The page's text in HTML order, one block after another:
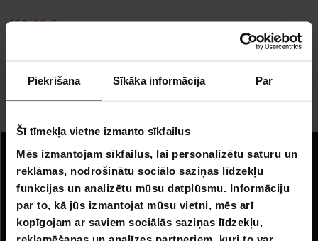
Piekrišana Sīkāka informācija Par
Šī tīmekļa vietne izmanto sīkfailus
Mēs izmantojam sīkfailus, lai personalizētu saturu un
reklāmas, nodrošinātu sociālo saziņas līdzekļu
funkcijas un analizētu mūsu datplūsmu. Informāciju
par to, kā jūs izmantojat mūsu vietni, mēs arī
kopīgojam ar saviem sociālās saziņas līdzekļu,
reklamēšanas un analīzes partneriem, kuri to var
169,00 €
Lapa 1 no 1
Krūmgrieži
Informācija
Uzņēmuma informācija
Par mums